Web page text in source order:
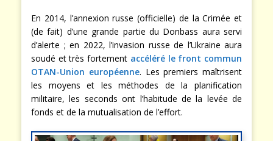
En 2014, l’annexion russe (officielle) de la Crimée et
(de fait) d’une grande partie du Donbass aura servi
d’alerte ; en 2022, l’invasion russe de l’Ukraine aura
soudé et très fortement accéléré le front commun
OTAN-Union européenne. Les premiers maîtrisent
les moyens et les méthodes de la planification
militaire, les seconds ont l’habitude de la levée de
fonds et de la mutualisation de l’effort.